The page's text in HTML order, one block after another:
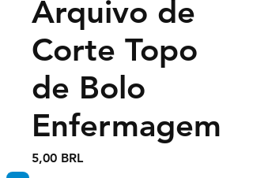
Arquivo de
Corte Topo
de Bolo
Enfermagem
5,00 BRLЦена